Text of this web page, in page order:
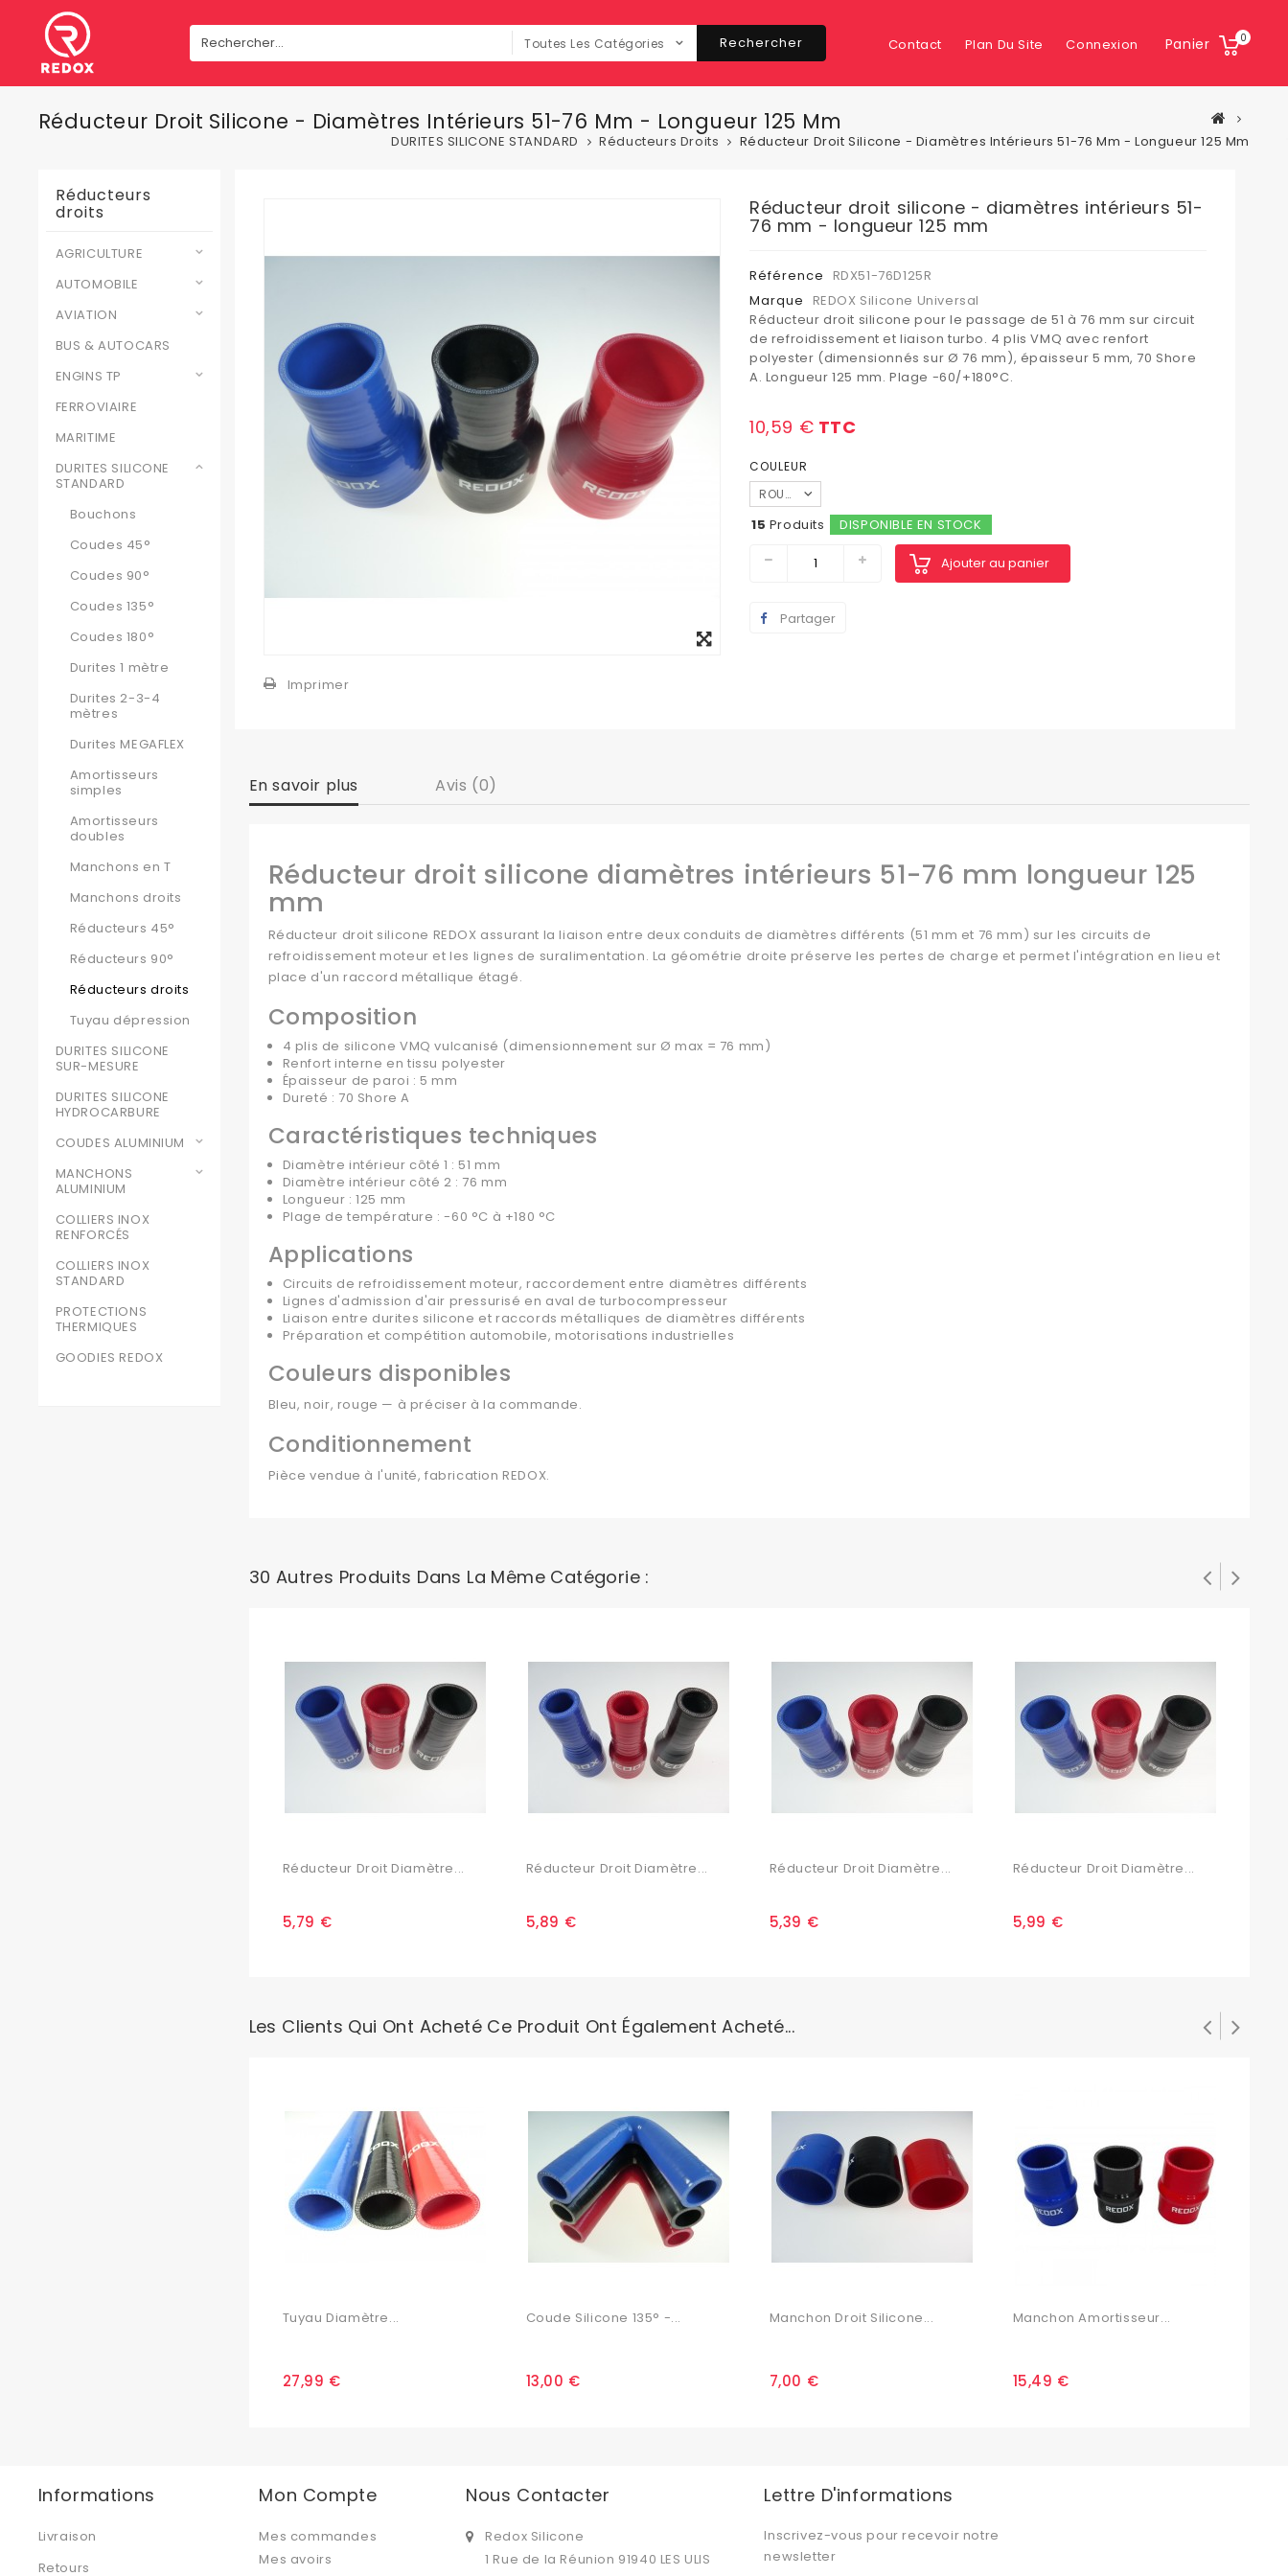
Panier 0
Contact Plan Du Site Connexion
Toutes Les Catégories Rechercher
Réducteur Droit Silicone - Diamètres Intérieurs 51-76 Mm - Longueur 125 Mm
DURITES SILICONE STANDARD Réducteurs Droits Réducteur Droit Silicone - Diamètres Intérieurs 51-76 Mm - Longueur 125 Mm
Réducteurs
droits
AGRICULTURE
AUTOMOBILE
AVIATION
BUS & AUTOCARS
ENGINS TP
FERROVIAIRE
MARITIME
DURITES SILICONE
STANDARD
Bouchons
Coudes 45°
Coudes 90°
Coudes 135°
Coudes 180°
Durites 1 mètre
Durites 2-3-4
mètres
Durites MEGAFLEX
Amortisseurs
simples
Amortisseurs
doubles
Manchons en T
Manchons droits
Réducteurs 45°
Réducteurs 90°
Réducteurs droits
Tuyau dépression
DURITES SILICONE
SUR-MESURE
DURITES SILICONE
HYDROCARBURE
COUDES ALUMINIUM
MANCHONS
ALUMINIUM
COLLIERS INOX
RENFORCÉS
COLLIERS INOX
STANDARD
PROTECTIONS
THERMIQUES
GOODIES REDOX
Imprimer
Réducteur droit silicone - diamètres intérieurs 51-
76 mm - longueur 125 mm
Référence
RDX51-76D125R
Marque
REDOX Silicone Universal
Réducteur droit silicone pour le passage de 51 à 76 mm sur circuit
de refroidissement et liaison turbo. 4 plis VMQ avec renfort
polyester (dimensionnés sur Ø 76 mm), épaisseur 5 mm, 70 Shore
A. Longueur 125 mm. Plage -60/+180°C.
10,59 € TTC
COULEUR
ROUGE
15 Produits DISPONIBLE EN STOCK
Ajouter au panier
Partager
En savoir plus Avis (0)
Réducteur droit silicone diamètres intérieurs 51-76 mm longueur 125
mm
Réducteur droit silicone REDOX assurant la liaison entre deux conduits de diamètres différents (51 mm et 76 mm) sur les circuits de
refroidissement moteur et les lignes de suralimentation. La géométrie droite préserve les pertes de charge et permet l'intégration en lieu et
place d'un raccord métallique étagé.
Composition
4 plis de silicone VMQ vulcanisé (dimensionnement sur Ø max = 76 mm)
Renfort interne en tissu polyester
Épaisseur de paroi : 5 mm
Dureté : 70 Shore A
Caractéristiques techniques
Diamètre intérieur côté 1 : 51 mm
Diamètre intérieur côté 2 : 76 mm
Longueur : 125 mm
Plage de température : -60 °C à +180 °C
Applications
Circuits de refroidissement moteur, raccordement entre diamètres différents
Lignes d'admission d'air pressurisé en aval de turbocompresseur
Liaison entre durites silicone et raccords métalliques de diamètres différents
Préparation et compétition automobile, motorisations industrielles
Couleurs disponibles
Bleu, noir, rouge — à préciser à la commande.
Conditionnement
Pièce vendue à l'unité, fabrication REDOX.
30 Autres Produits Dans La Même Catégorie :
Réducteur Droit Diamètre...
5,79 €
Réducteur Droit Diamètre...
5,89 €
Réducteur Droit Diamètre...
5,39 €
Réducteur Droit Diamètre...
5,99 €
Les Clients Qui Ont Acheté Ce Produit Ont Également Acheté...
Tuyau Diamètre...
27,99 €
Coude Silicone 135° -...
13,00 €
Manchon Droit Silicone...
7,00 €
Manchon Amortisseur...
15,49 €
Informations
Livraison
Retours
Mon Compte
Mes commandes
Mes avoirs
Nous Contacter
Redox Silicone
1 Rue de la Réunion 91940 LES ULIS
Lettre D'informations
Inscrivez-vous pour recevoir notre
newsletter